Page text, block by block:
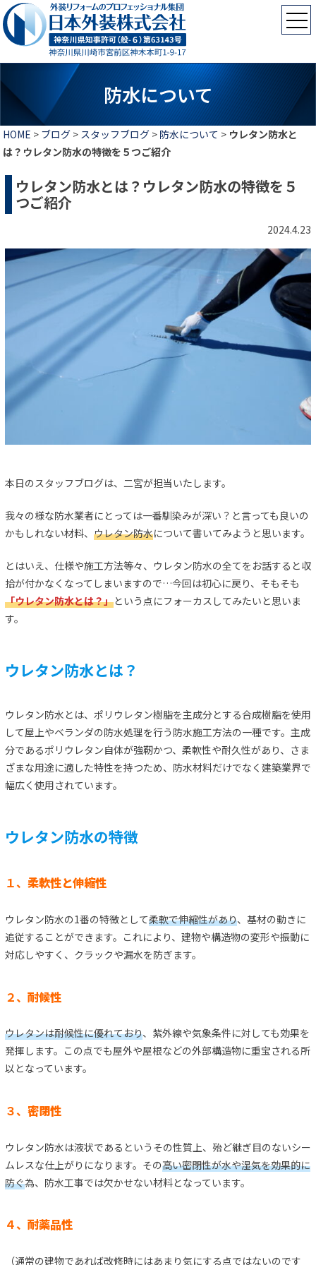
防水について
HOME > ブログ> スタッフブログ> 防水について > ウレタン防水と
は？ウレタン防水の特徴を５つご紹介
ウレタン防水とは？ウレタン防水の特徴を５
つご紹介
2024.4.23
本日のスタッフブログは、二宮が担当いたします。
我々の様な防水業者にとっては一番馴染みが深い？と言っても良いの
かもしれない材料、 ウレタン防水について書いてみようと思います。
とはいえ、仕様や施工方法等々、ウレタン防水の全てをお話すると収
拾が付かなくなってしまいますので…今回は初心に戻り、そもそも
「ウレタン防水とは？」という点にフォーカスしてみたいと思いま
す。
ウレタン防水とは？
ウレタン防水とは、ポリウレタン樹脂を主成分とする合成樹脂を使用
して屋上やベランダの防水処理を行う防水施工方法の一種です。主成
分であるポリウレタン自体が強靭かつ、柔軟性や耐久性があり、さま
ざまな用途に適した特性を持つため、防水材料だけでなく建築業界で
幅広く使用されています。
ウレタン防水の特徴
１、 柔軟性と伸縮性
ウレタン防水の1番の特徴として柔軟で伸縮性があり、基材の動きに
追従することができます。これにより、建物や構造物の変形や振動に
対応しやすく、クラックや漏水を防ぎます。
２、 耐候性
ウレタンは耐候性に優れており、紫外線や気象条件に対しても効果を
発揮します。この点でも屋外や屋根などの外部構造物に重宝される所
以となっています。
３、 密閉性
ウレタン防水は液状であるというその性質上、殆ど継ぎ目のないシー
ムレスな仕上がりになります。その高い密閉性が水や湿気を効果的に
防ぐ為、防水工事では欠かせない材料となっています。
４、 耐薬品性
（通常の建物であれば改修時にはあまり気にする点ではないのです